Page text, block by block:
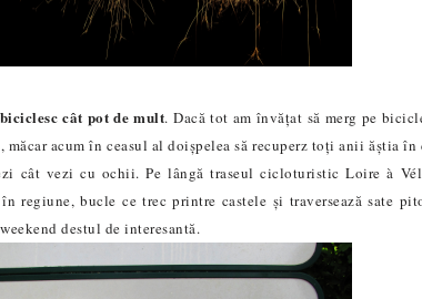
cât pot de mult. Dacă tot am învățat să merg pe
măcar acum în ceasul al doișpelea să recuperz toți anii ăștia în
cât vezi cu ochii. Pe lângă traseul cicloturistic Loire à
regiune, bucle ce trec printre castele și traversează sate
destul de interesantă.